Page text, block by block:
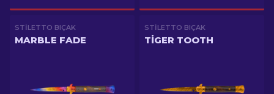
STILETTO BIÇAK
MARBLE FADE
STILETTO BIÇAK
TIGER TOOTH